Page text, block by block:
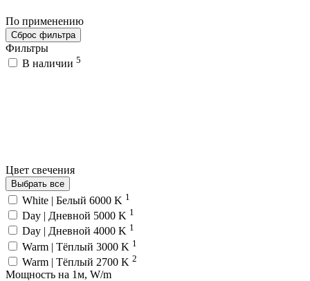
По применению
Сброс фильтра
Фильтры
В наличии 5
Цвет свечения
Выбрать все
White | Белый 6000 K 1
Day | Дневной 5000 K 1
Day | Дневной 4000 K 1
Warm | Тёплый 3000 K 1
Warm | Тёплый 2700 K 2
Мощность на 1м, W/m